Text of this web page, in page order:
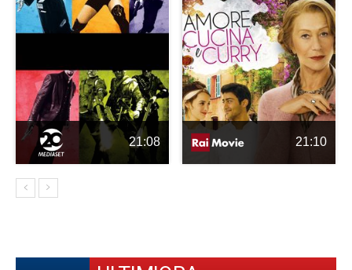
21:08 21:10